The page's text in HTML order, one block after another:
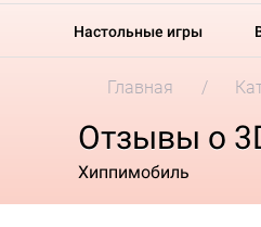
Настольные игры
Главная
Отзывы о
Хиппимобиль